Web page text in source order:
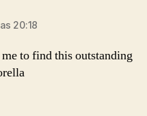
20:18
to find this outstanding